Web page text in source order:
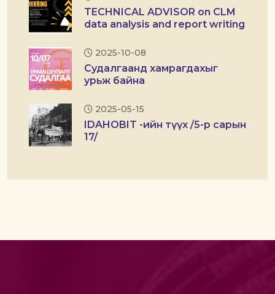
TECHNICAL ADVISOR on CLM
data analysis and report writing
2025-10-08
Судалгаанд хамрагдахыг
урьж байна
2025-05-15
IDAHOBIT -ийн түүх /5-р сарын
17/